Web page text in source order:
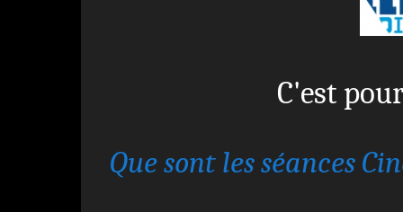
C'est
Que sont les séances